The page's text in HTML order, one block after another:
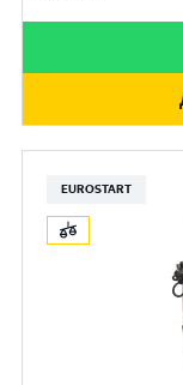
EUROSTART